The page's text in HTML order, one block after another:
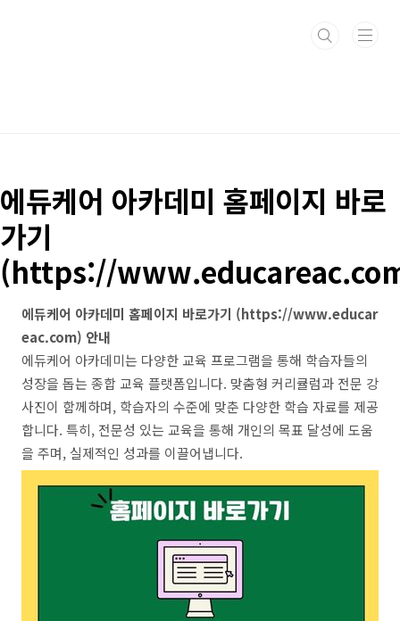
에듀케어 아카데미 홈페이지 바로
가기
(https://
에듀케어 아카데미 홈페이지 바로가기 (https://www.educar
eac.com) 안내
에듀케어 아카데미는 다양한 교육 프로그램을 통해 학습자들의
성장을 돕는 종합 교육 플랫폼입니다. 맞춤형 커리큘럼과 전문 강
사진이 함께하며, 학습자의 수준에 맞춘 다양한 학습 자료를 제공
합니다. 특히, 전문성 있는 교육을 통해 개인의 목표 달성에 도움
을 주며, 실제적인 성과를 이끌어냅니다.